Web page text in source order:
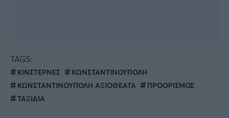
TAGS:
ΚΙΝΣΤΕΡΝΕΣ
ΚΩΝΣΤΑΝΤΙΝΟΥΠΟΛΗ
ΚΩΝΣΤΑΝΤΙΝΟΥΠΟΛΗ ΑΞΙΟΘΕΑΤΑ
ΠΡΟΟΡΙΣΜΟΣ
ΤΑΞΙΔΙΑ